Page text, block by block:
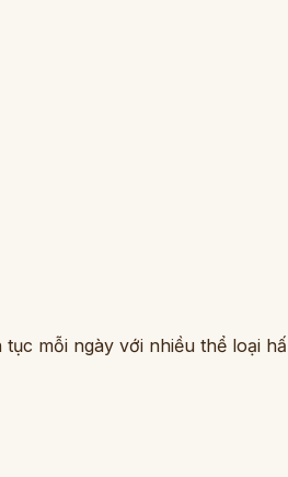
mỗi ngày với nhiều thể loại